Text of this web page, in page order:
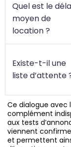
Quel est le
moyen de
location ?
Existe-t-il une
liste d’attente
Ce dialogue
complément
aux tests
viennent
et permettent